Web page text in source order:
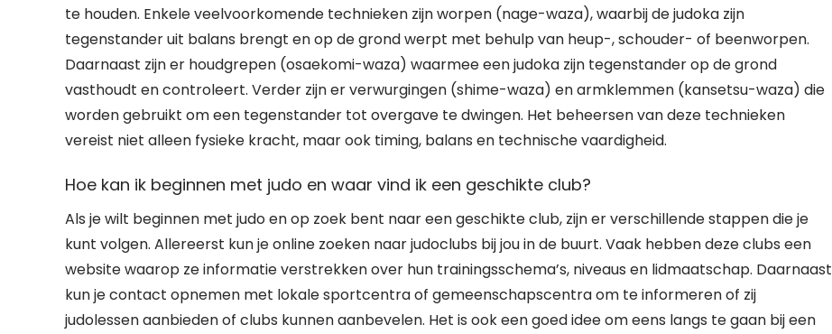
te houden. Enkele veelvoorkomende technieken zijn worpen (nage-waza), waarbij de judoka zijn
tegenstander uit balans brengt en op de grond werpt met behulp van heup-, schouder- of beenworpen.
Daarnaast zijn er houdgrepen (osaekomi-waza) waarmee een judoka zijn tegenstander op de grond
vasthoudt en controleert. Verder zijn er verwurgingen (shime-waza) en armklemmen (kansetsu-waza) die
worden gebruikt om een tegenstander tot overgave te dwingen. Het beheersen van deze technieken
vereist niet alleen fysieke kracht, maar ook timing, balans en technische vaardigheid.
Hoe kan ik beginnen met judo en waar vind ik een geschikte club?
Als je wilt beginnen met judo en op zoek bent naar een geschikte club, zijn er verschillende stappen die je
kunt volgen. Allereerst kun je online zoeken naar judoclubs bij jou in de buurt. Vaak hebben deze clubs een
website waarop ze informatie verstrekken over hun trainingsschema’s, niveaus en lidmaatschap. Daarnaast
kun je contact opnemen met lokale sportcentra of gemeenschapscentra om te informeren of zij
judolessen aanbieden of clubs kunnen aanbevelen. Het is ook een goed idee om eens langs te gaan bij een